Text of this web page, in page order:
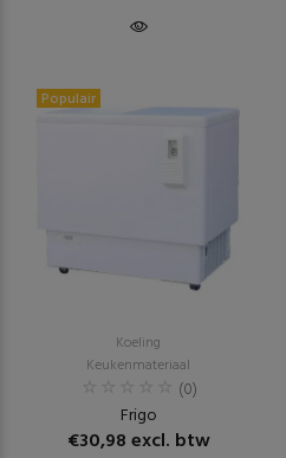
Populair
Koeling
Keukenmateriaal
(0)
Frigo
€30,98 excl. btw